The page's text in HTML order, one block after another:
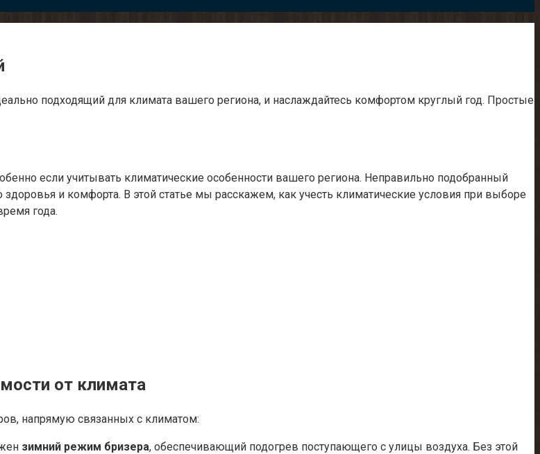
подходящий для климата вашего региона, и наслаждайтесь комфортом круглый год. Простые
если учитывать климатические особенности вашего региона. Неправильно подобранный
и комфорта. В этой статье мы расскажем, как учесть климатические условия при выборе
года.
от климата
напрямую связанных с климатом:
зимний режим бризера, обеспечивающий подогрев поступающего с улицы воздуха. Без этой